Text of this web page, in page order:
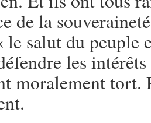
de la
le salut du peuple
les
moralement tort.